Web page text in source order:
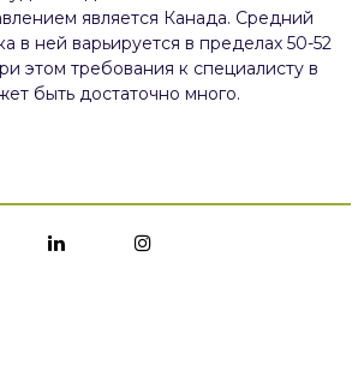
является Канада. Средний
в ней варьируется в пределах 50-52
этом требования к специалисту в
быть достаточно много.